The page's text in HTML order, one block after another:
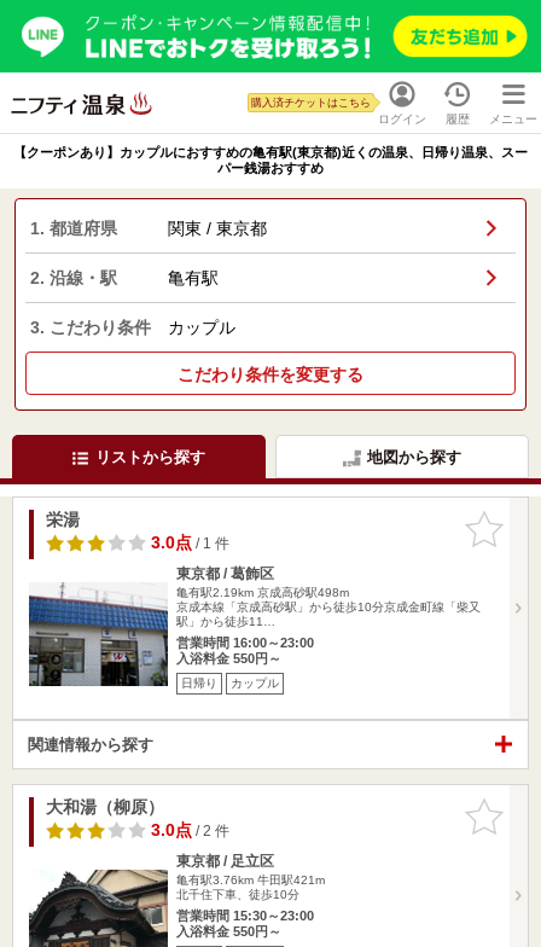
ログイン
購入済チケットはこちら
履歴 メニュー
【クーポンあり】カップルにおすすめの亀有駅(東京都)近くの温泉、日帰り温泉、スー
パー銭湯おすすめ
1. 都道府県 関東 / 東京都
2. 沿線・駅 亀有駅
3. こだわり条件 カップル
こだわり条件を変更する
リストから探す 地図から探す
お気に入
りに追加
栄湯
3.0点/ 1 件
東京都 / 葛飾区
亀有駅2.19km 京成高砂駅498m
京成本線「京成高砂駅」から徒歩10分京成金町線「柴又
駅」から徒歩11…
営業時間 16:00～23:00
入浴料金 550円～
日帰り カップル
関連情報から探す
お気に入
りに追加
大和湯（柳原）
3.0点/ 2 件
東京都 / 足立区
亀有駅3.76km 牛田駅421m
北千住下車、徒歩10分
営業時間 15:30～23:00
入浴料金 550円～